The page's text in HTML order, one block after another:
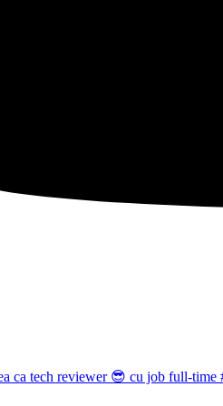
ca tech reviewer 😎 cu job full-time